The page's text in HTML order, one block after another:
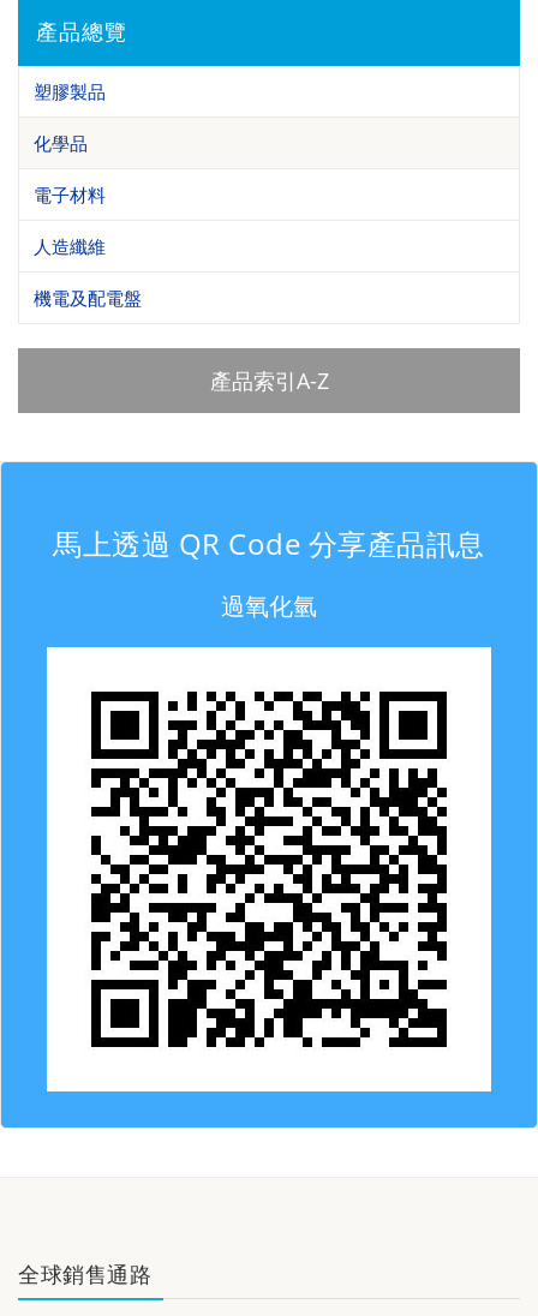
產品總覽
塑膠製品
化學品
電子材料
人造纖維
機電及配電盤
產品索引A-Z
馬上透過 QR Code 分享產品訊息
過氧化氫
全球銷售通路